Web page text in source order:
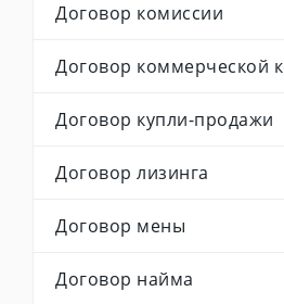
Договор комиссии
Договор коммерческой
Договор купли-продажи
Договор лизинга
Договор мены
Договор найма